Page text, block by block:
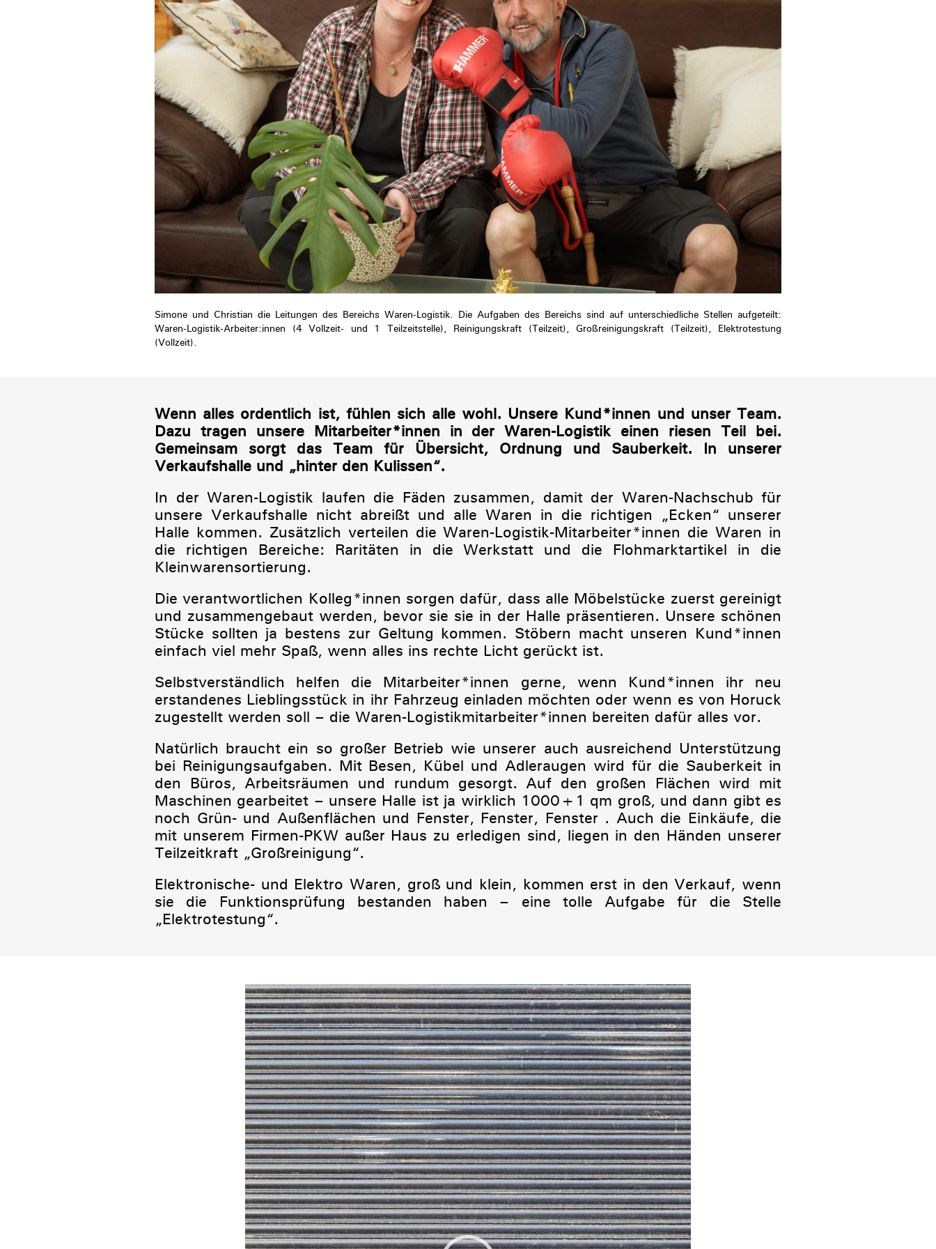
Simone und Christian die Leitungen des Bereichs Waren-Logistik. Die Aufgaben des Bereichs sind auf unterschiedliche Stellen aufgeteilt:
Waren-Logistik-Arbeiter:innen (4 Vollzeit- und 1 Teilzeitstelle), Reinigungskraft (Teilzeit), Großreinigungskraft (Teilzeit), Elektrotestung
(Vollzeit).
Wenn alles ordentlich ist, fühlen sich alle wohl. Unsere Kund*innen und unser Team.
Dazu tragen unsere Mitarbeiter*innen in der Waren-Logistik einen riesen Teil bei.
Gemeinsam sorgt das Team für Übersicht, Ordnung und Sauberkeit. In unserer
Verkaufshalle und „hinter den Kulissen“.
In der Waren-Logistik laufen die Fäden zusammen, damit der Waren-Nachschub für
unsere Verkaufshalle nicht abreißt und alle Waren in die richtigen „Ecken“ unserer
Halle kommen. Zusätzlich verteilen die Waren-Logistik-Mitarbeiter*innen die Waren in
die richtigen Bereiche: Raritäten in die Werkstatt und die Flohmarktartikel in die
Kleinwarensortierung.
Die verantwortlichen Kolleg*innen sorgen dafür, dass alle Möbelstücke zuerst gereinigt
und zusammengebaut werden, bevor sie sie in der Halle präsentieren. Unsere schönen
Stücke sollten ja bestens zur Geltung kommen. Stöbern macht unseren Kund*innen
einfach viel mehr Spaß, wenn alles ins rechte Licht gerückt ist.
Selbstverständlich helfen die Mitarbeiter*innen gerne, wenn Kund*innen ihr neu
erstandenes Lieblingsstück in ihr Fahrzeug einladen möchten oder wenn es von Horuck
zugestellt werden soll – die Waren-Logistikmitarbeiter*innen bereiten dafür alles vor.
Natürlich braucht ein so großer Betrieb wie unserer auch ausreichend Unterstützung
bei Reinigungsaufgaben. Mit Besen, Kübel und Adleraugen wird für die Sauberkeit in
den Büros, Arbeitsräumen und rundum gesorgt. Auf den großen Flächen wird mit
Maschinen gearbeitet – unsere Halle ist ja wirklich 1000+1 qm groß, und dann gibt es
noch Grün- und Außenflächen und Fenster, Fenster, Fenster . Auch die Einkäufe, die
mit unserem Firmen-PKW außer Haus zu erledigen sind, liegen in den Händen unserer
Teilzeitkraft „Großreinigung“.
Elektronische- und Elektro Waren, groß und klein, kommen erst in den Verkauf, wenn
sie die Funktionsprüfung bestanden haben – eine tolle Aufgabe für die Stelle
„Elektrotestung“.
Video-
Player